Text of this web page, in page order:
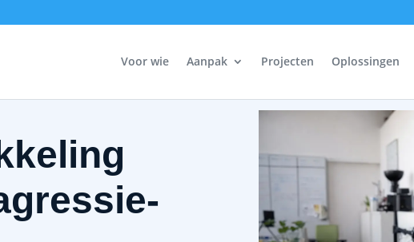
Voor wie Aanpak Projecten Oplossingen